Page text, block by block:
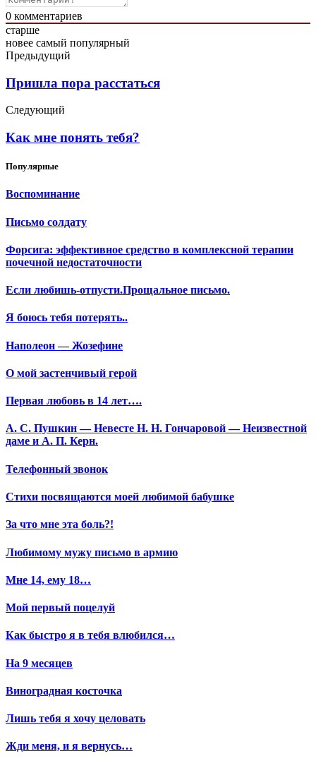
0 комментариев
старше
новее самый популярный
Предыдущий
Пришла пора расстаться
Следующий
Как мне понять тебя?
Популярные
Воспоминание
Письмо солдату
Форсига: эффективное средство в комплексной терапии
почечной недостаточности
Если любишь-отпусти.Прощальное письмо.
Я боюсь тебя потерять..
Наполеон — Жозефине
О мой застенчивый герой
Первая любовь в 14 лет….
А. С. Пушкин — Невесте Н. Н. Гончаровой — Неизвестной
даме и А. П. Керн.
Телефонный звонок
Стихи посвящаются моей любимой бабушке
За что мне эта боль?!
Любимому мужу письмо в армию
Мне 14, ему 18…
Мой первый поцелуй
Как быстро я в тебя влюбился…
На 9 месяцев
Виноградная косточка
Лишь тебя я хочу целовать
Жди меня, и я вернусь…